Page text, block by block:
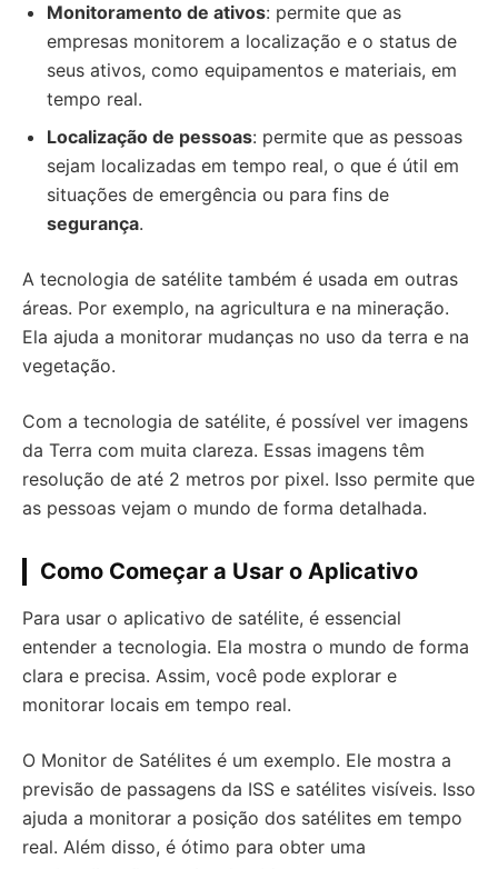
Monitoramento de ativos: permite que as
empresas monitorem a localização e o status de
seus ativos, como equipamentos e materiais, em
tempo real.
Localização de pessoas: permite que as pessoas
sejam localizadas em tempo real, o que é útil em
situações de emergência ou para fins de
segurança.
A tecnologia de satélite também é usada em outras
áreas. Por exemplo, na agricultura e na mineração.
Ela ajuda a monitorar mudanças no uso da terra e na
vegetação.
Com a tecnologia de satélite, é possível ver imagens
da Terra com muita clareza. Essas imagens têm
resolução de até 2 metros por pixel. Isso permite que
as pessoas vejam o mundo de forma detalhada.
Como Começar a Usar o Aplicativo
Para usar o aplicativo de satélite, é essencial
entender a tecnologia. Ela mostra o mundo de forma
clara e precisa. Assim, você pode explorar e
monitorar locais em tempo real.
O Monitor de Satélites é um exemplo. Ele mostra a
previsão de passagens da ISS e satélites visíveis. Isso
ajuda a monitorar a posição dos satélites em tempo
real. Além disso, é ótimo para obter uma